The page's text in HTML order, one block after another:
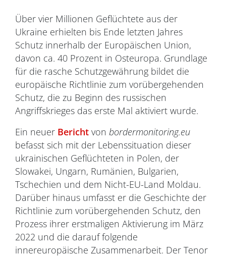
Über vier Millionen Geflüchtete aus der
Ukraine erhielten bis Ende letzten Jahres
Schutz innerhalb der Europäischen Union,
davon ca. 40 Prozent in Osteuropa. Grundlage
für die rasche Schutzgewährung bildet die
europäische Richtlinie zum vorübergehenden
Schutz, die zu Beginn des russischen
Angriffskrieges das erste Mal aktiviert wurde.
Ein neuer Bericht von bordermonitoring.eu
befasst sich mit der Lebenssituation dieser
ukrainischen Geflüchteten in Polen, der
Slowakei, Ungarn, Rumänien, Bulgarien,
Tschechien und dem Nicht-EU-Land Moldau.
Darüber hinaus umfasst er die Geschichte der
Richtlinie zum vorübergehenden Schutz, den
Prozess ihrer erstmaligen Aktivierung im März
2022 und die darauf folgende
innereuropäische Zusammenarbeit. Der Tenor